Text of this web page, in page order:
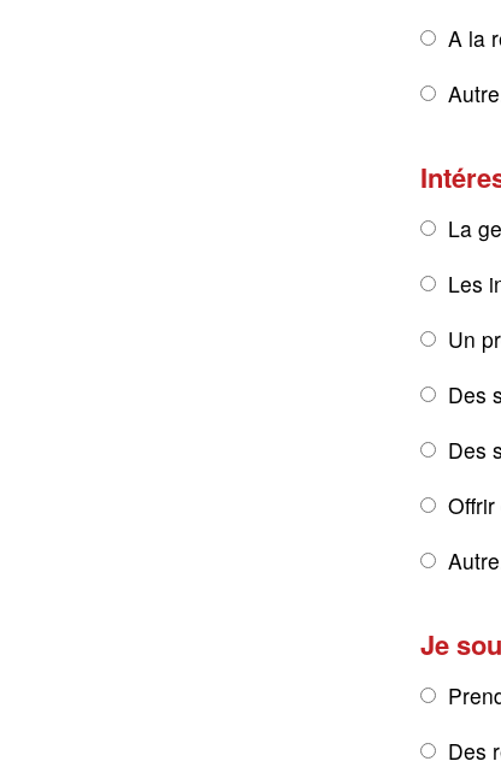
A la
La
Les
Un
Des
Des
Je
Des